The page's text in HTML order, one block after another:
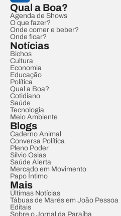
Qual a Boa?
Agenda de Shows
O que fazer?
Onde comer e beber?
Onde ficar?
Notícias
Bichos
Cultura
Economia
Educação
Política
Qual a Boa?
Cotidiano
Saúde
Tecnologia
Meio Ambiente
Blogs
Caderno Animal
Conversa Política
Pleno Poder
Sílvio Osias
Saúde Alerta
Mercado em Movimento
Papo Íntimo
Mais
Últimas Notícias
Tábuas de Marés em João Pessoa
Editais
Sobre o Jornal da Paraíba